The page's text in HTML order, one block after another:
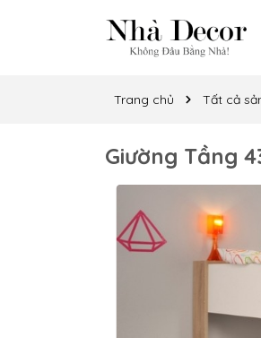
Trang chủ Tất cả
Giường Tầng